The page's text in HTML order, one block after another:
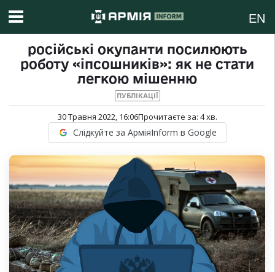
EN
російські окупанти посилюють
роботу «іпсошників»: як не стати
легкою мішенню
ПУБЛІКАЦІЇ
30 Травня 2022, 16:06Прочитаєте за: 4хв.
Слідкуйте за АрміяInform в Google